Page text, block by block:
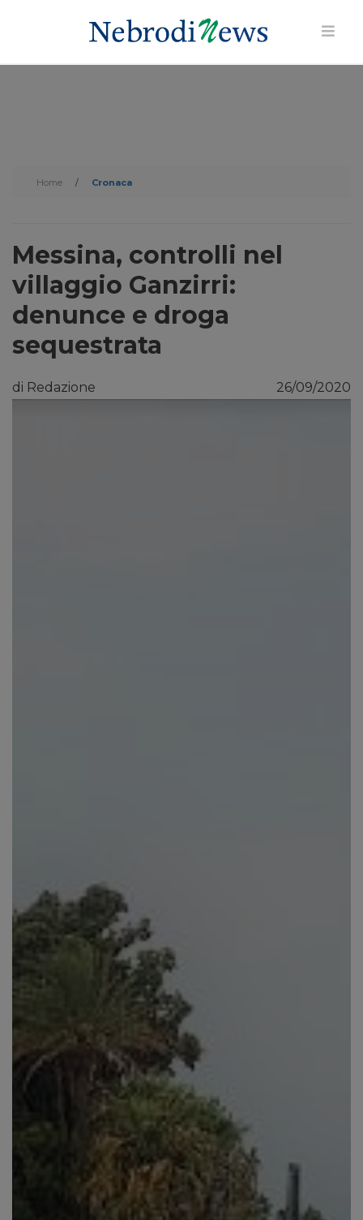
Home / Cronaca
Messina, controlli nel
villaggio Ganzirri:
denunce e droga
sequestrata
di Redazione 26/09/2020